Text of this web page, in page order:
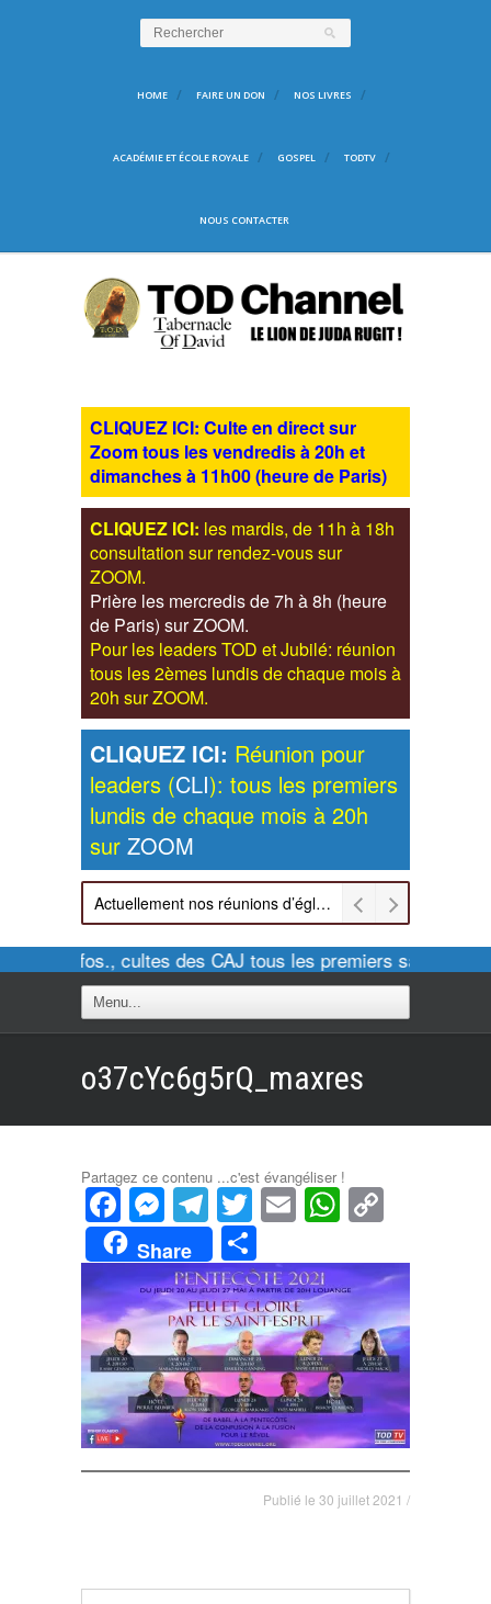
HOME FAIRE UN DON NOS LIVRES
ACADÉMIE ET ÉCOLE ROYALE GOSPEL TODTV
NOUS CONTACTER
CLIQUEZ ICI: Culte en direct sur
Zoom tous les vendredis à 20h et
dimanches à 11h00 (heure de Paris)
CLIQUEZ ICI: les mardis, de 11h à 18h
consultation sur rendez-vous sur
ZOOM.
Prière les mercredis de 7h à 8h (heure
de Paris) sur ZOOM.
Pour les leaders TOD et Jubilé: réunion
tous les 2èmes lundis de chaque mois à
20h sur ZOOM.
CLIQUEZ ICI: Réunion pour
leaders (CLI): tous les premiers
lundis de chaque mois à 20h
sur ZOOM
Actuellement nos réunions d’église sont retransmises sur ZOOM les dimanches à 11h et vendredis à 20h00
Pour infos., cultes des CAJ tous les premiers samedis
o37cYc6g5rQ_maxres
Partagez ce contenu ...c'est évangéliser !
Facebook
Messenger
Telegram
Twitter
Email
Share
Publié le 30 juillet 2021 /